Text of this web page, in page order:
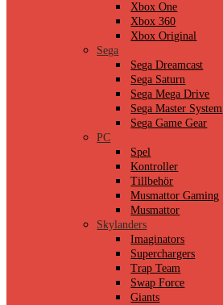
Xbox One
Xbox 360
Xbox Original
Sega
Sega Dreamcast
Sega Saturn
Sega Mega Drive
Sega Master System
Sega Game Gear
PC
Spel
Kontroller
Tillbehör
Musmattor Gaming
Musmattor
Skylanders
Imaginators
Superchargers
Trap Team
Swap Force
Giants